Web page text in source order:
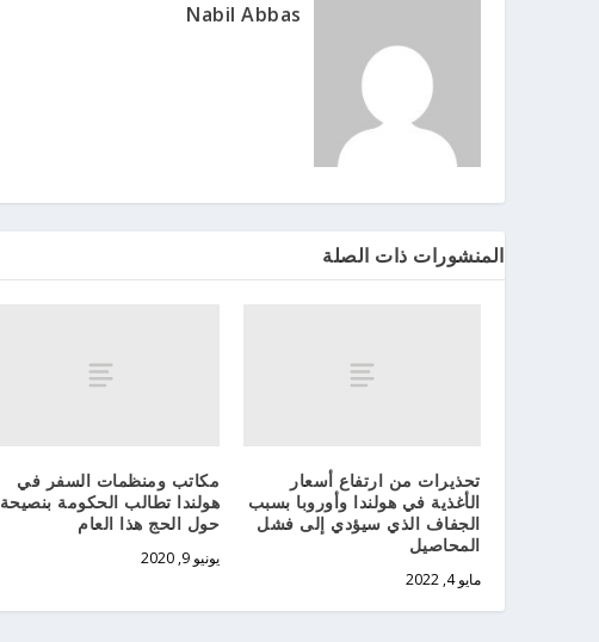
Nabil Abbas
المنشورات ذات الصلة
تحذيرات من ارتفاع أسعار
الأغذية في هولندا وأوروبا بسبب
الجفاف الذي سيؤدي إلى فشل
المحاصيل
مايو 4, 2022
مكاتب ومنظمات السفر في
هولندا تطالب الحكومة بنصيحة
حول الحج هذا العام
يونيو 9, 2020